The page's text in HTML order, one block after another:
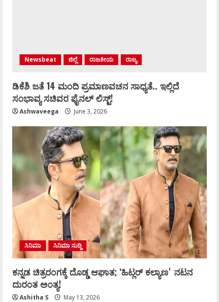
Newsbeat ಜಿಲ್ಲೆ ರಾಜಕೀಯ ರಾಜ್ಯ
ಡಿಕೆಶಿ ಜತೆ 14 ಮಂದಿ ಪ್ರಮಾಣವಚನ ಸಾಧ್ಯತೆ.. ಇಲ್ಲಿದೆ
ಸಂಭಾವ್ಯ ಸಚಿವರ ಫೈನಲ್ ಲಿಸ್ಟ್‌!
Ashwaveega June 3, 2026
ಸಿನಿಮಾ ಸಿನಿಮಾ ಸುದ್ದಿ
ಕನ್ನಡ ಚಿತ್ರರಂಗಕ್ಕೆ ದೊಡ್ಡ ಆಘಾತ; ʻಹಿಟ್ಲರ್ ಕಲ್ಯಾಣʼ ನಟನ
ದುರಂತ ಅಂತ್ಯ!
Ashitha S May 13, 2026